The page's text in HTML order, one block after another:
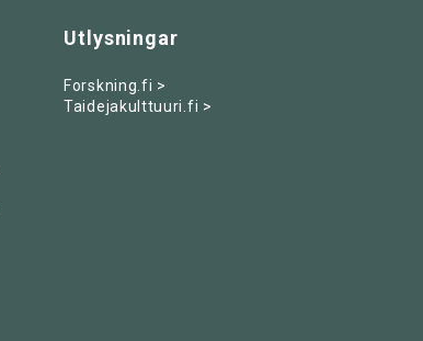
Utlysningar
Forskning.fi >
Taidejakulttuuri.fi >